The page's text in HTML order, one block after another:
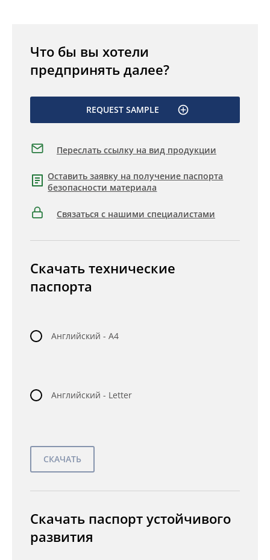
Что бы вы хотели
предпринять далее?
REQUEST SAMPLE
Переслать ссылку на вид продукции
Оставить заявку на получение паспорта
безопасности материала
Связаться с нашими специалистами
Скачать технические
паспорта
Английский - A4
Английский - Letter
Скачать паспорт устойчивого
развития